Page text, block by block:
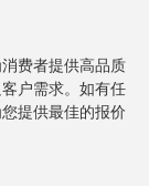
费者提供高品质
户需求。如有任
提供最佳的报价